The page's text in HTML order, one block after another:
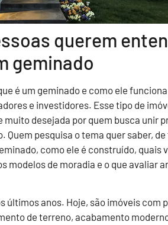
querem
geminado
é um geminado e como ele
e investidores. Esse tipo de
muito desejada por quem busca unir
pesquisa o tema quer saber,
como ele é construído, quais
modelos de moradia e o que avaliar
últimos anos. Hoje, são imóveis com
de terreno, acabamento